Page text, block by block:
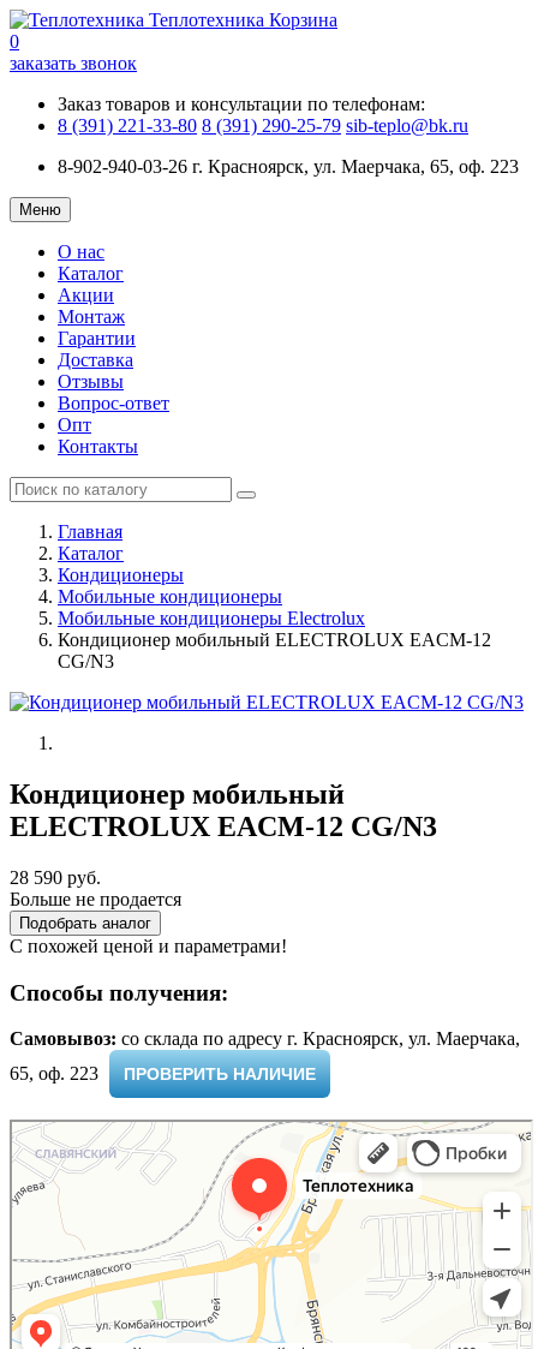
Теплотехника Корзина
0
заказать звонок
Заказ товаров и консультации по телефонам:
8 (391) 221-33-80 8 (391) 290-25-79 sib-teplo@bk.ru
8-902-940-03-26 г. Красноярск, ул. Маерчака, 65, оф. 223
Меню
О нас
Каталог
Акции
Монтаж
Гарантии
Доставка
Отзывы
Вопрос-ответ
Опт
Контакты
Главная
Каталог
Кондиционеры
Мобильные кондиционеры
Мобильные кондиционеры Electrolux
Кондиционер мобильный ELECTROLUX EACM-12
CG/N3
Кондиционер мобильный
ELECTROLUX EACM-12 CG/N3
28 590 руб.
Больше не продается
Подобрать аналог
С похожей ценой и параметрами!
Способы получения:
Самовывоз: cо склада по адресу г. Красноярск, ул. Маерчака,
65, оф. 223 ​
ПРОВЕРИТЬ НАЛИЧИЕ